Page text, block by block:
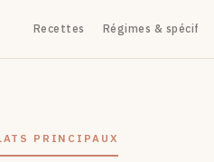
Recettes Régimes &
PRINCIPAUX